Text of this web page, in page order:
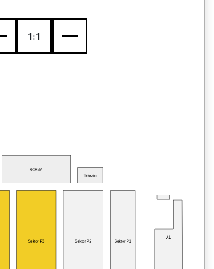
A1
Sektor P3 Sektor P1
Sektor P2
SCENA
Telebim